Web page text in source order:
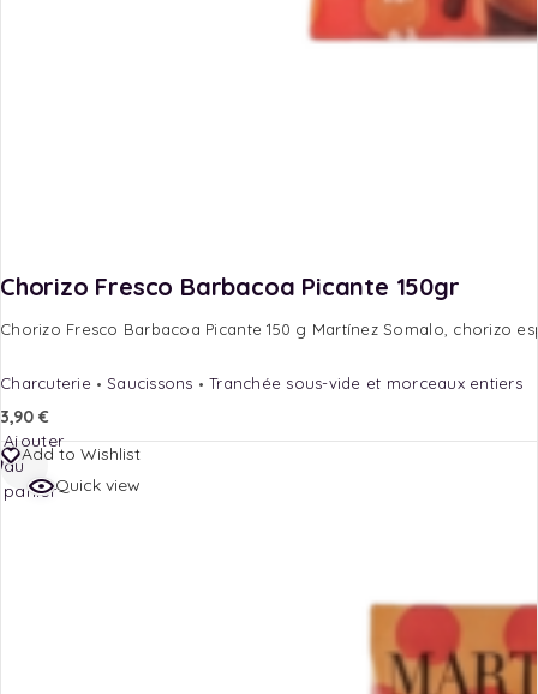
Chorizo Fresco Barbacoa Picante 150gr
Chorizo Fresco Barbacoa Picante 150 g Martínez Somalo, chorizo
Charcuterie Saucissons Tranchée sous-vide et morceaux entiers
3,90 €
Add to Wishlist
Quick view
Ajouter
au
panier